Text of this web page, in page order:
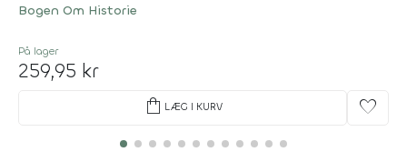
Bogen Om Historie
På lager
259,95 kr
shopping_bag LÆG I KURV favorite